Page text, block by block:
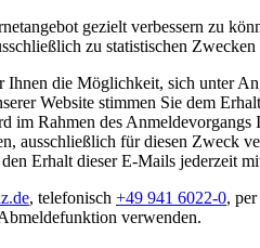
gezielt verbessern zu
zu statistischen
die Möglichkeit, sich unter
Website stimmen Sie dem
im Rahmen des
ausschließlich für diesen Zweck
Erhalt dieser E-Mails jederzeit
, telefonisch +49 941 6022-0,
verwenden.